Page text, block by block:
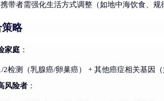
携带者需强化生活方式调整（如地中海饮食、规
略
家庭 ：
2检测（乳腺癌/卵巢癌） + 其他癌症相关基因（
风险者 ：